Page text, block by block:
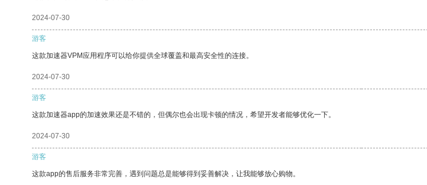
2024-07-30
游客
这款加速器VPM应用程序可以给你提供全球覆盖和最高安全性的连接。
2024-07-30
游客
这款加速器app的加速效果还是不错的，但偶尔也会出现卡顿的情况，希望开发者能够优化一下。
2024-07-30
游客
这款app的售后服务非常完善，遇到问题总是能够得到妥善解决，让我能够放心购物。